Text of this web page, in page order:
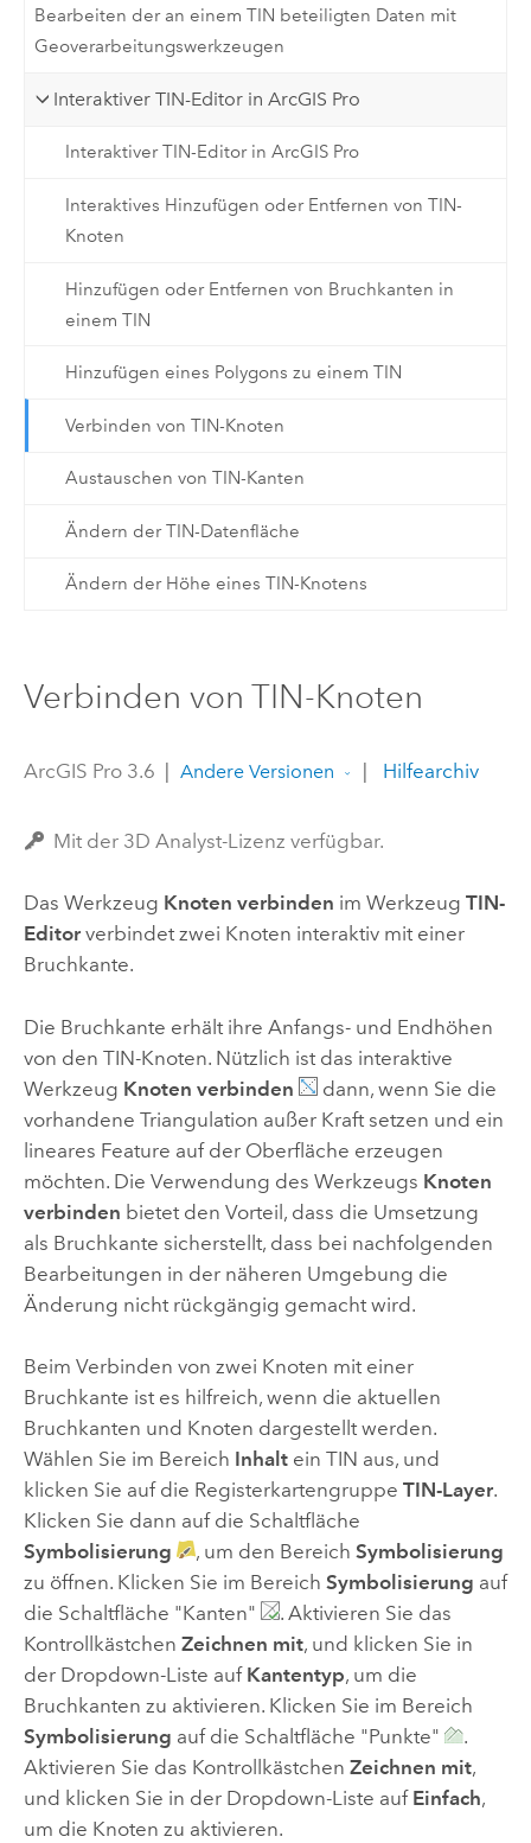
Bearbeiten der an einem TIN beteiligten Daten mit
Geoverarbeitungswerkzeugen
Interaktiver TIN-Editor in ArcGIS Pro
Interaktiver TIN-Editor in ArcGIS Pro
Interaktives Hinzufügen oder Entfernen von TIN-
Knoten
Hinzufügen oder Entfernen von Bruchkanten in
einem TIN
Hinzufügen eines Polygons zu einem TIN
Verbinden von TIN-Knoten
Austauschen von TIN-Kanten
Ändern der TIN-Datenfläche
Ändern der Höhe eines TIN-Knotens
Verbinden von TIN-Knoten
ArcGIS Pro 3.6 Andere Versionen Hilfearchiv
Mit der 3D Analyst-Lizenz verfügbar.
Das Werkzeug Knoten verbinden im Werkzeug TIN-
Editorverbindet zwei Knoten interaktiv mit einer
Bruchkante.
Die Bruchkante erhält ihre Anfangs- und Endhöhen
von den TIN-Knoten. Nützlich ist das interaktive
Werkzeug Knoten verbinden
dann, wenn Sie die
vorhandene Triangulation außer Kraft setzen und ein
lineares Feature auf der Oberfläche erzeugen
möchten. Die Verwendung des Werkzeugs Knoten
verbinden bietet den Vorteil, dass die Umsetzung
als Bruchkante sicherstellt, dass bei nachfolgenden
Bearbeitungen in der näheren Umgebung die
Änderung nicht rückgängig gemacht wird.
Beim Verbinden von zwei Knoten mit einer
Bruchkante ist es hilfreich, wenn die aktuellen
Bruchkanten und Knoten dargestellt werden.
Wählen Sie im Bereich Inhaltein TIN aus, und
klicken Sie auf die Registerkartengruppe TIN-Layer.
Klicken Sie dann auf die Schaltfläche
Symbolisierung
, um den Bereich Symbolisierung
zu öffnen. Klicken Sie im Bereich Symbolisierung auf
die Schaltfläche "Kanten"
. Aktivieren Sie das
Kontrollkästchen Zeichnen mit, und klicken Sie in
der Dropdown-Liste auf Kantentyp, um die
Bruchkanten zu aktivieren. Klicken Sie im Bereich
Symbolisierung auf die Schaltfläche "Punkte"
.
Aktivieren Sie das Kontrollkästchen Zeichnen mit,
und klicken Sie in der Dropdown-Liste auf Einfach,
um die Knoten zu aktivieren.